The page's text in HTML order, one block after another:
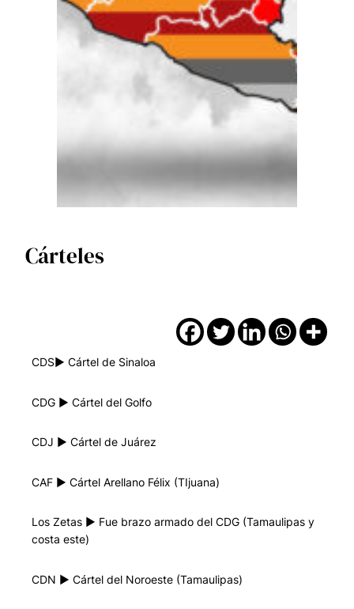
Cárteles
CDS▶︎ Cártel de Sinaloa
CDG ▶︎ Cártel del Golfo
CDJ ▶︎ Cártel de Juárez
CAF ▶︎ Cártel Arellano Félix (TIjuana)
Los Zetas ▶︎ Fue brazo armado del CDG (Tamaulipas y
costa este)
CDN ▶︎ Cártel del Noroeste (Tamaulipas)